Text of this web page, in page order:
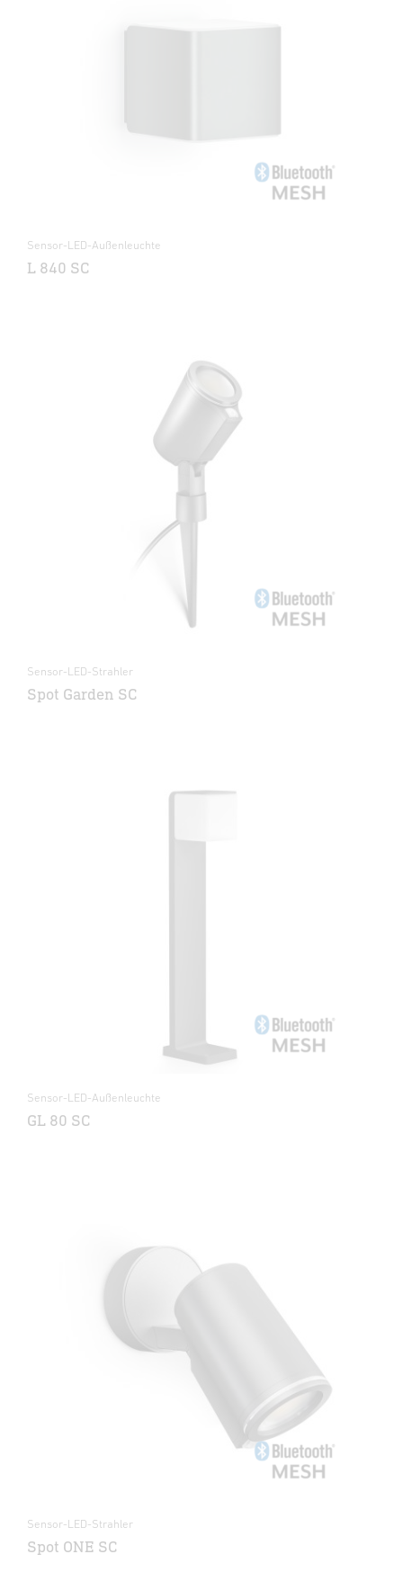
Sensor-LED-Außenleuchte
L 840 SC
Sensor-LED-Strahler
Spot Garden SC
Sensor-LED-Außenleuchte
GL 80 SC
Sensor-LED-Strahler
Spot ONE SC